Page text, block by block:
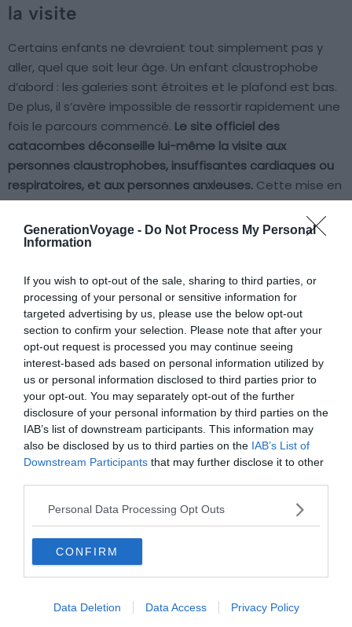
GenerationVoyage - Do Not Process My Personal
Information
If you wish to opt-out of the sale, sharing to third parties, or
processing of your personal or sensitive information for
targeted advertising by us, please use the below opt-out
section to confirm your selection. Please note that after your
opt-out request is processed you may continue seeing
interest-based ads based on personal information utilized by
us or personal information disclosed to third parties prior to
your opt-out. You may separately opt-out of the further
disclosure of your personal information by third parties on the
IAB’s list of downstream participants. This information may
also be disclosed by us to third parties on the IAB’s List of
Downstream Participants that may further disclose it to other
Personal Data Processing Opt Outs
CONFIRM
Data Deletion Data Access Privacy Policy
la visite
Certains enfants ne devraient tout simplement pas y
aller, quel que soit leur âge. Un enfant claustrophobe
d’abord : les galeries sont étroites et le plafond est bas.
De plus, il s’avère impossible de ressortir rapidement une
fois le parcours commencé. Le site officiel des
catacombes déconseille lui-même la visite aux
personnes claustrophobes, insuffisantes cardiaques ou
respiratoires, et aux personnes anxieuses. Cette mise en
garde vaut pour les adultes comme pour les enfants.
Reportez aussi la visite des catacombes de Paris si votre
corps. Même chose s’il fait des cauchemars facilement
ou présente une anxiété de fond, s’il a des difficultés
respiratoires (l’air est humide et frais, et les marches
demandent un effort), ou s’il est incapable de rester
calme dans un espace confiné pendant 1h. Ce n’est pas
une question de courage : c’est une question de confort
et de bon sens.
Comment préparer l’enfant avant la
visite